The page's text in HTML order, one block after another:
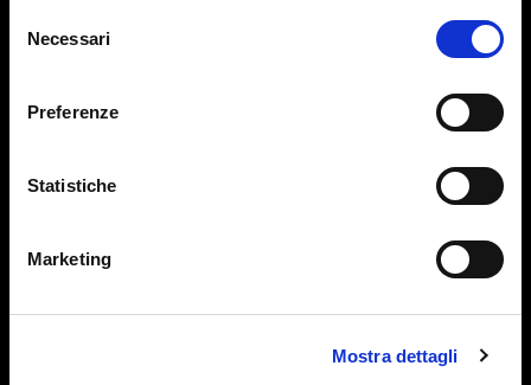
delNecessari
Preferenze
Statistiche
Marketing
Mostra dettagli